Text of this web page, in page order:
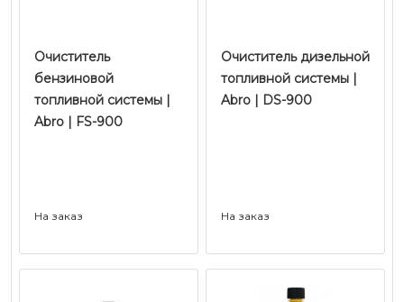
Очиститель
бензиновой
топливной системы |
Abro | FS-900
На заказ
Очиститель дизельной
топливной системы |
Abro | DS-900
На заказ